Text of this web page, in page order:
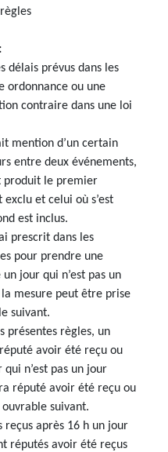
délais prévus dans les
ordonnance ou une
contraire dans une loi
mention d’un certain
entre deux événements,
produit le premier
et celui où s’est
est inclus.
prescrit dans les
pour prendre une
jour qui n’est pas un
mesure peut être prise
suivant.
présentes règles, un
avoir été reçu ou
n’est pas un jour
réputé avoir été reçu ou
suivant.
reçus après 16 h un jour
réputés avoir été reçus